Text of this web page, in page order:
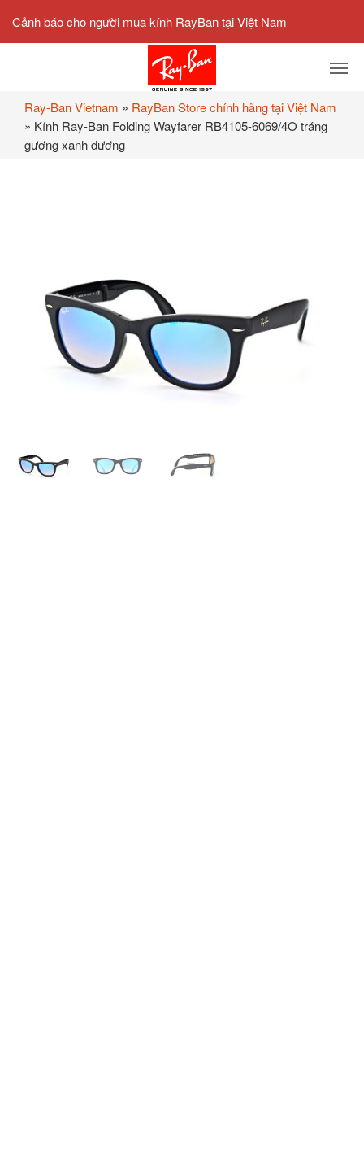
Cảnh báo cho người mua kính RayBan tại Việt Nam
Ray-Ban Vietnam » RayBan Store chính hãng tại Việt Nam
» Kính Ray-Ban Folding Wayfarer RB4105-6069/4O tráng
gương xanh dương